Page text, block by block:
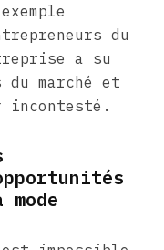
du
a su
du marché et
incontesté.